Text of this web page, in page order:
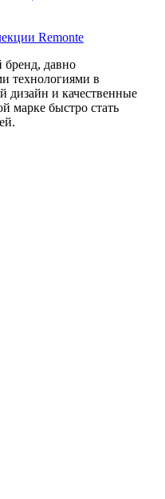
Remonte
бренд, давно
технологиями в
дизайн и качественные
марке быстро стать